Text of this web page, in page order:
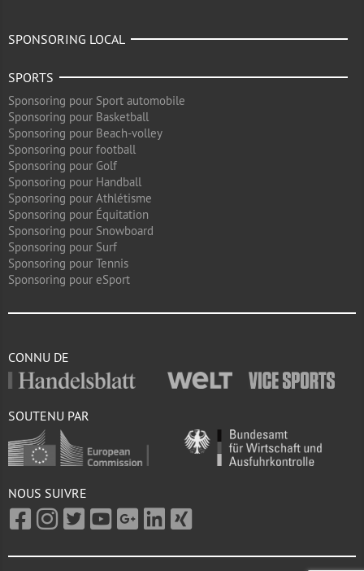
SPONSORING LOCAL
SPORTS
Sponsoring pour Sport automobile
Sponsoring pour Basketball
Sponsoring pour Beach-volley
Sponsoring pour football
Sponsoring pour Golf
Sponsoring pour Handball
Sponsoring pour Athlétisme
Sponsoring pour Équitation
Sponsoring pour Snowboard
Sponsoring pour Surf
Sponsoring pour Tennis
Sponsoring pour eSport
CONNU DE
SOUTENU PAR
NOUS SUIVRE